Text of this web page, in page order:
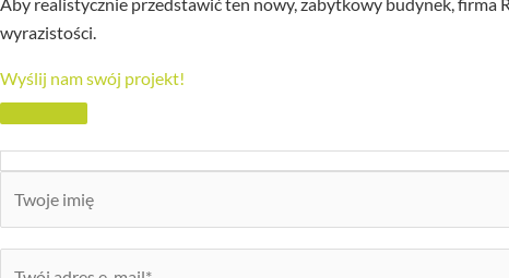
wyrazistości.
Wyślij nam swój projekt!